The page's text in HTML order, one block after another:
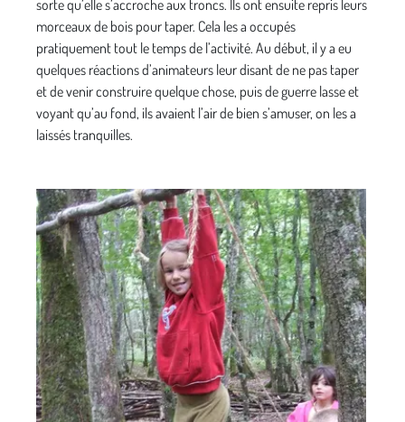
sorte qu’elle s’accroche aux troncs. Ils ont ensuite repris leurs
morceaux de bois pour taper. Cela les a occupés
pratiquement tout le temps de l’activité. Au début, il y a eu
quelques réactions d’animateurs leur disant de ne pas taper
et de venir construire quelque chose, puis de guerre lasse et
voyant qu’au fond, ils avaient l’air de bien s’amuser, on les a
laissés tranquilles.